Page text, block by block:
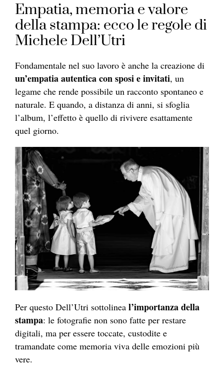
Empatia, memoria e valore
della stampa: ecco le regole di
Michele Dell’Utri
Fondamentale nel suo lavoro è anche la creazione di
un’empatia autentica con sposi e invitati, un
legame che rende possibile un racconto spontaneo e
naturale. E quando, a distanza di anni, si sfoglia
l’album, l’effetto è quello di rivivere esattamente
quel giorno.
Per questo Dell’Utri sottolinea l’importanza della
stampa: le fotografie non sono fatte per restare
digitali, ma per essere toccate, custodite e
tramandate come memoria viva delle emozioni più
vere.